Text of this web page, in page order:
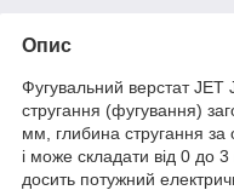
Опис
Фугувальний верстат JET
стругання (фугування)
мм, глибина стругання за
і може складати від 0 до
досить потужний